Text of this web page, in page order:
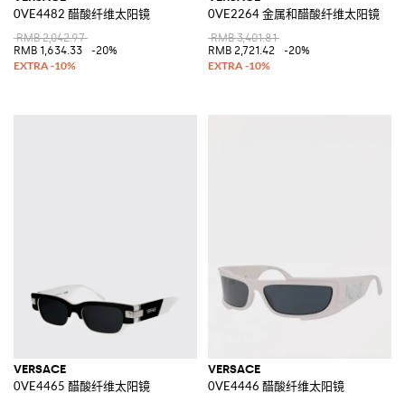
0VE4482 醋酸纤维太阳镜
RMB 2,042.97
RMB 1,634.33
-20%
0VE2264 金属和醋酸纤维太阳镜
RMB 3,401.81
RMB 2,721.42
-20%
VERSACE
0VE4465 醋酸纤维太阳镜
VERSACE
0VE4446 醋酸纤维太阳镜